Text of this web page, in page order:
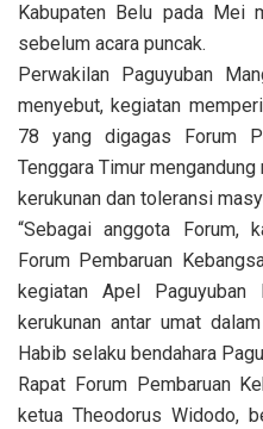
Kabupaten Belu pada Mei
sebelum acara puncak.
Perwakilan Paguyuban
menyebut, kegiatan
78 yang digagas Forum
Tenggara Timur
kerukunan dan toleransi
“Sebagai anggota Forum,
Forum Pembaruan
kegiatan Apel
kerukunan antar umat
Habib selaku bendahara
Rapat Forum Pembaruan
ketua Theodorus Widodo,